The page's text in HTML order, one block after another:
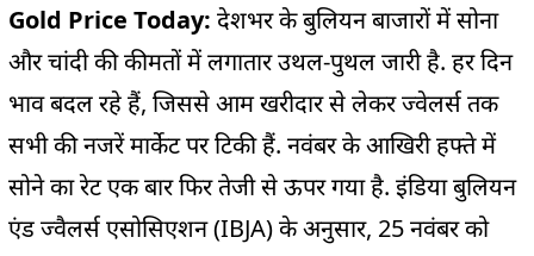
Gold Price Today: देशभर के बुलियन बाजारों में सोना
और चांदी की कीमतों में लगातार उथल-पुथल जारी है. हर दिन
भाव बदल रहे हैं, जिससे आम खरीदार से लेकर ज्वेलर्स तक
सभी की नजरें मार्केट पर टिकी हैं. नवंबर के आखिरी हफ्ते में
सोने का रेट एक बार फिर तेजी से ऊपर गया है. इंडिया बुलियन
एंड ज्वैलर्स एसोसिएशन (IBJA) के अनुसार, 25 नवंबर को